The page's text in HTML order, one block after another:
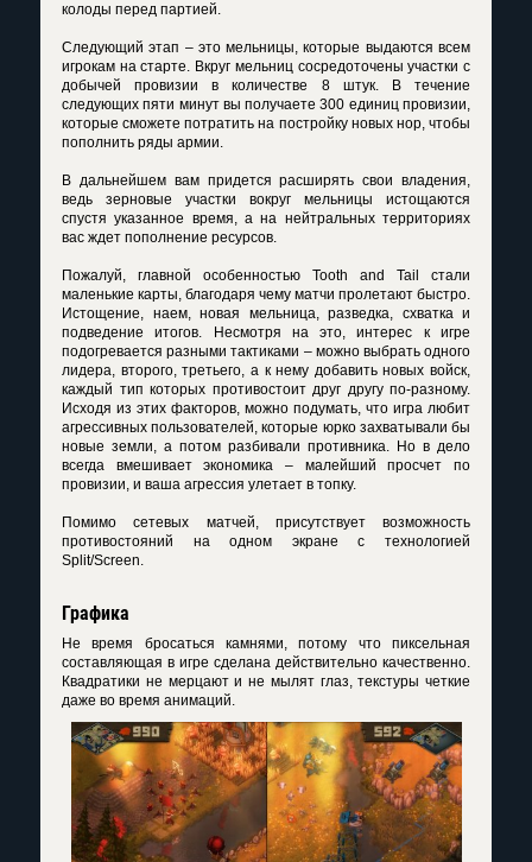
колоды перед партией.
Следующий этап – это мельницы, которые выдаются всем
игрокам на старте. Вкруг мельниц сосредоточены участки с
добычей провизии в количестве 8 штук. В течение
следующих пяти минут вы получаете 300 единиц провизии,
которые сможете потратить на постройку новых нор, чтобы
пополнить ряды армии.
В дальнейшем вам придется расширять свои владения,
ведь зерновые участки вокруг мельницы истощаются
спустя указанное время, а на нейтральных территориях
вас ждет пополнение ресурсов.
Пожалуй, главной особенностью Tooth and Tail стали
маленькие карты, благодаря чему матчи пролетают быстро.
Истощение, наем, новая мельница, разведка, схватка и
подведение итогов. Несмотря на это, интерес к игре
подогревается разными тактиками – можно выбрать одного
лидера, второго, третьего, а к нему добавить новых войск,
каждый тип которых противостоит друг другу по-разному.
Исходя из этих факторов, можно подумать, что игра любит
агрессивных пользователей, которые юрко захватывали бы
новые земли, а потом разбивали противника. Но в дело
всегда вмешивает экономика – малейший просчет по
провизии, и ваша агрессия улетает в топку.
Помимо сетевых матчей, присутствует возможность
противостояний на одном экране с технологией
Split/Screen.
Графика
Не время бросаться камнями, потому что пиксельная
составляющая в игре сделана действительно качественно.
Квадратики не мерцают и не мылят глаз, текстуры четкие
даже во время анимаций.